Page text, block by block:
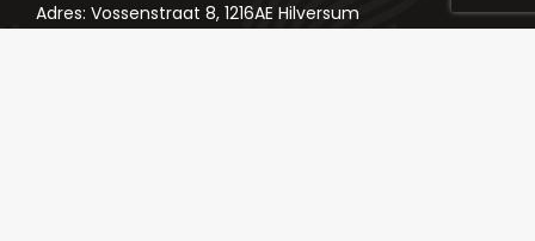
Adres: Vossenstraat 8, 1216AE Hilversum